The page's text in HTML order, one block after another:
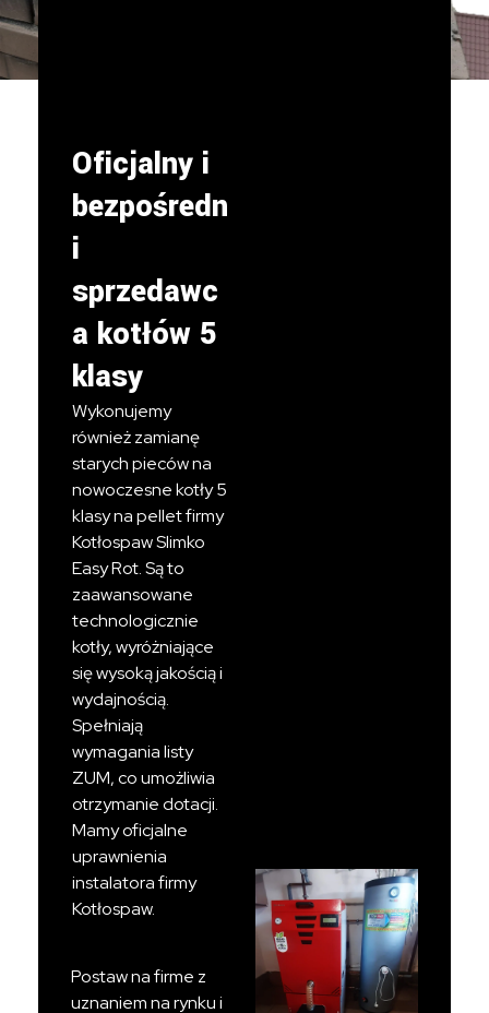
Oficjalny i
bezpośredn
i
sprzedawc
a kotłów 5
klasy
Wykonujemy
również zamianę
starych pieców na
nowoczesne kotły 5
klasy na pellet firmy
Kotłospaw Slimko
Easy Rot. Są to
zaawansowane
technologicznie
kotły, wyróżniające
się wysoką jakością i
wydajnością.
Spełniają
wymagania listy
ZUM, co umożliwia
otrzymanie dotacji.
Mamy oficjalne
uprawnienia
instalatora firmy
Kotłospaw.
Postaw na firme z
uznaniem na rynku i